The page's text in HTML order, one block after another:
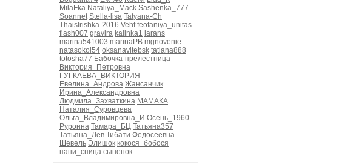
MilaFka Nataliya_Mack Sashenka_777
Soannet Stella-lisa Tatyana-Ch
ThaisIrishka-2016 Vehf feofaniya_unitas
flash007 gravira kalinka1 larans
marina541003 marinaPB mgnovenie
natasokol54 oksanavitebsk tatiana888
totosha77 Бабочка-прелестница
Виктория_Петровна
ГУГКАЕВА_ВИКТОРИЯ
Евелина_Андрова Жансанчик
Ирина_Александровна
Людмила_Захваткина МАМАКА
Наталия_Суровцева
Ольга_Владимировна_И Осень_1960
Руронна Тамара_БЦ Татьяна357
Татьяна_Лев Тибати Федосеевна
Шевель Элишок кокося_бобося
пани_спица сыненок